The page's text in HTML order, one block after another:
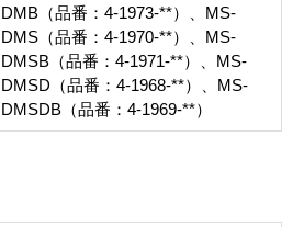
DMB（品番：4-1973-**）、MS-
DMS（品番：4-1970-**）、MS-
DMSB（品番：4-1971-**）、MS-
DMSD（品番：4-1968-**）、MS-
DMSDB（品番：4-1969-**）